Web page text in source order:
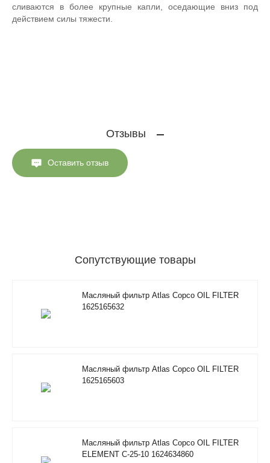
сливаются в более крупные капли, оседающие вниз под
действием силы тяжести.
Отзывы
Оставить отзыв
Сопутствующие товары
Масляный фильтр Atlas Copco OIL FILTER
1625165632
Масляный фильтр Atlas Copco OIL FILTER
1625165603
Масляный фильтр Atlas Copco OIL FILTER
ELEMENT C-25-10 1624634860